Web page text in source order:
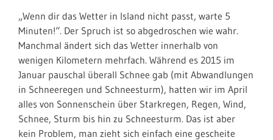
„Wenn dir das Wetter in Island nicht passt, warte 5
Minuten!“. Der Spruch ist so abgedroschen wie wahr.
Manchmal ändert sich das Wetter innerhalb von
wenigen Kilometern mehrfach. Während es 2015 im
Januar pauschal überall Schnee gab (mit Abwandlungen
in Schneeregen und Schneesturm), hatten wir im April
alles von Sonnenschein über Starkregen, Regen, Wind,
Schnee, Sturm bis hin zu Schneesturm. Das ist aber
kein Problem, man zieht sich einfach eine gescheite